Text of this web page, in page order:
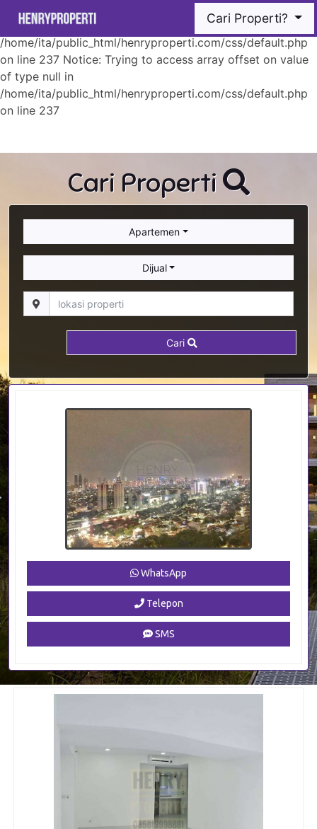
/home/ita/public_html/henryproperti.com/css/default.php
on line 237 Notice: Trying to access array offset on value
of type null in
/home/ita/public_html/henryproperti.com/css/default.php
on line 237
Cari Properti?
Cari Properti
Apartemen
Dijual
Cari
WhatsApp
Telepon
SMS